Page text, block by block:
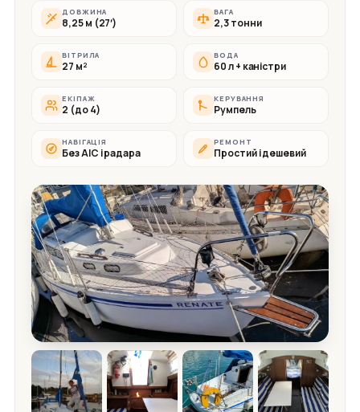
ДОВЖИНА
8,25 м (27′)
ВАГА
2,3 тонни
ВІТРИЛА
27 м²
ВОДА
60 л + каністри
ЕКІПАЖ
2 (до 4)
КЕРУВАННЯ
Румпель
НАВІГАЦІЯ
Без АІС і радара
РЕМОНТ
Простий і дешевий